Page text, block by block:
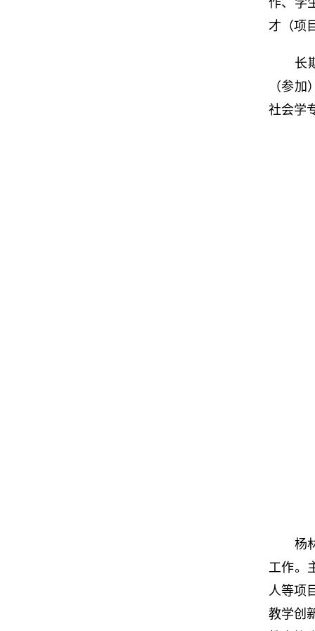
作、学
才（项
长
（参
社会学
杨
工作。
人等项
教学创